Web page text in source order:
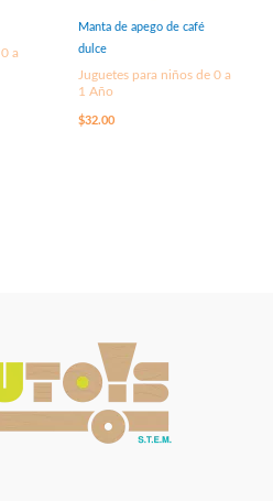
a
Manta de apego de café
dulce
Juguetes para niños de 0 a
1 Año
$32.00